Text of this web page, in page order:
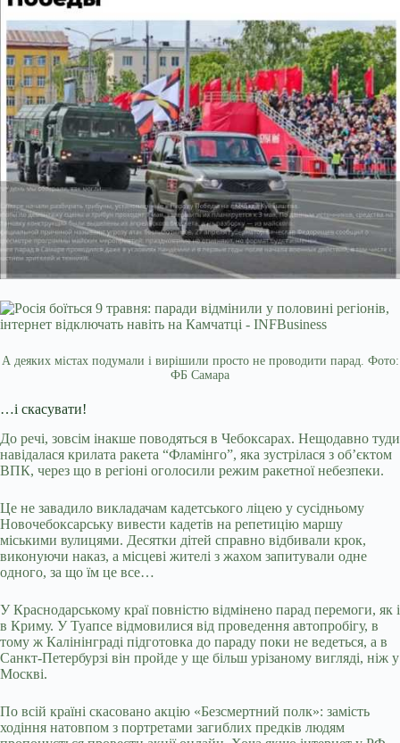
А деяких містах подумали і вирішили просто не проводити парад. Фото:
ФБ Самара
…і скасувати!
До речі, зовсім інакше поводяться в Чебоксарах. Нещодавно туди
навідалася крилата ракета “Фламінго”, яка зустрілася з об’єктом
ВПК, через що в регіоні оголосили режим ракетної небезпеки.
Це не завадило викладачам кадетського ліцею у сусідньому
Новочебоксарську вивести кадетів на репетицію маршу
міськими вулицями. Десятки дітей справно відбивали крок,
виконуючи наказ, а місцеві жителі з жахом запитували одне
одного, за що їм це все…
У Краснодарському краї повністю відмінено парад перемоги, як і
в Криму. У Туапсе відмовилися від проведення автопробігу, в
тому ж Калінінграді підготовка до параду поки не ведеться, а в
Санкт-Петербурзі він пройде у ще більш урізаному вигляді, ніж у
Москві.
По всій країні скасовано акцію «Безсмертний полк»: замість
ходіння натовпом з портретами загиблих предків людям